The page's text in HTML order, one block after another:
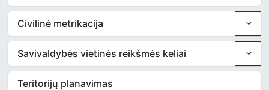
Civilinė metrikacija
Savivaldybės vietinės reikšmės keliai
Teritorijų planavimas